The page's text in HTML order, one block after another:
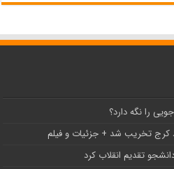
را نگه دارد؟
کرج تخریب شد + جزئیات و فیلم